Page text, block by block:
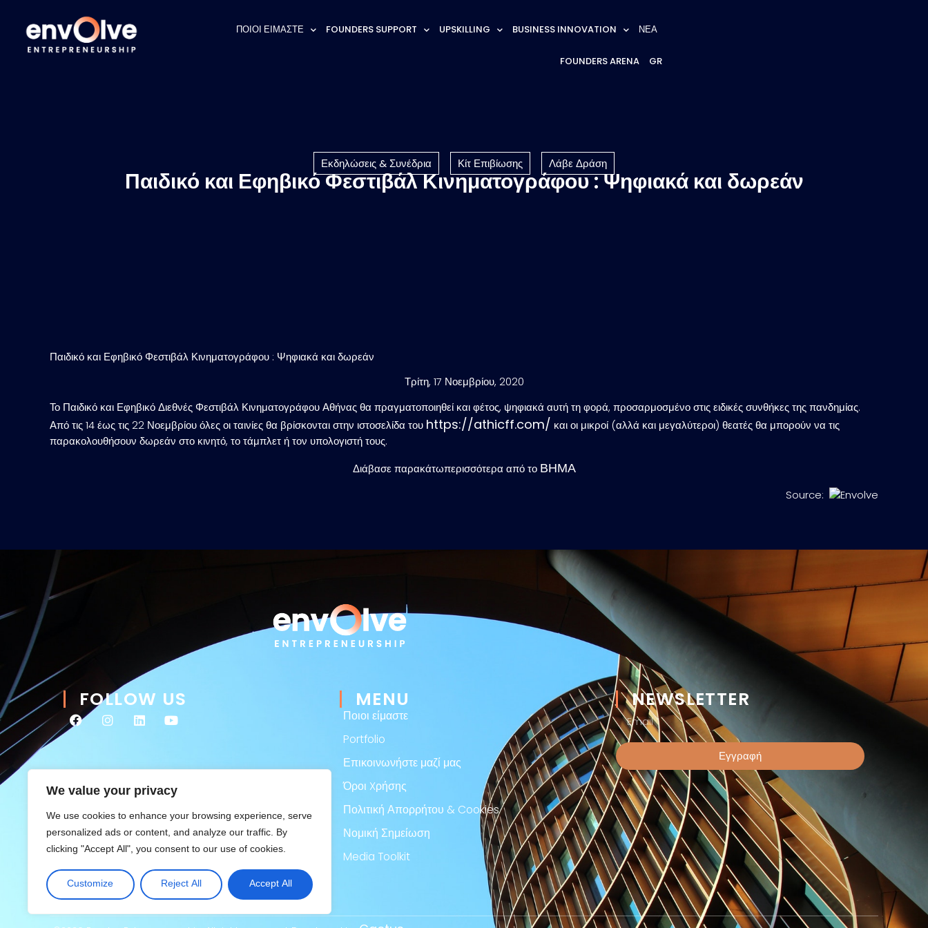
We value your privacy
We use cookies to enhance your browsing experience, serve
personalized ads or content, and analyze our traffic. By
clicking "Accept All", you consent to our use of cookies.
Customize Reject All Accept All
ΠΟΙΟΙ ΕΙΜΑΣΤΕ FOUNDERS SUPPORT UPSKILLING BUSINESS INNOVATION ΝΕΑ
FOUNDERS ARENA GR
Εκδηλώσεις & Συνέδρια Κίτ Επιβίωσης Λάβε Δράση
Παιδικό και Εφηβικό Φεστιβάλ Κινηματογράφου : Ψηφιακά και δωρεάν
Παιδικό και Εφηβικό Φεστιβάλ Κινηματογράφου : Ψηφιακά και δωρεάν
Τρίτη, 17 Νοεμβρίου, 2020
Το Παιδικό και Εφηβικό Διεθνές Φεστιβάλ Κινηματογράφου Αθήνας θα πραγματοποιηθεί και φέτος, ψηφιακά αυτή τη φορά, προσαρμοσμένο στις ειδικές συνθήκες της πανδημίας.
Από τις 14 έως τις 22 Νοεμβρίου όλες οι ταινίες θα βρίσκονται στην ιστοσελίδα του https://athicff.com/ και οι μικροί (αλλά και μεγαλύτεροι) θεατές θα μπορούν να τις
παρακολουθήσουν δωρεάν στο κινητό, το τάμπλετ ή τον υπολογιστή τους.
Διάβασε παρακάτωπερισσότερα από το ΒΗΜΑ
Source:
FOLLOW US MENU
Ποιοι είμαστε
Portfolio
Επικοινωνήστε μαζί μας
Όροι Xρήσης
Πολιτική Απορρήτου & Cookies
Νομική Σημείωση
Media Toolkit
NEWSLETTER
Εγγραφή